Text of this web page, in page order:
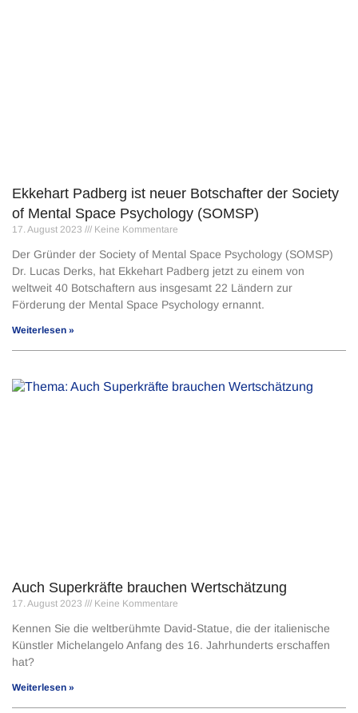
Ekkehart Padberg ist neuer Botschafter der Society
of Mental Space Psychology (SOMSP)
17. August 2023 Keine Kommentare
Der Gründer der Society of Mental Space Psychology (SOMSP)
Dr. Lucas Derks, hat Ekkehart Padberg jetzt zu einem von
weltweit 40 Botschaftern aus insgesamt 22 Ländern zur
Förderung der Mental Space Psychology ernannt.
Weiterlesen »
Auch Superkräfte brauchen Wertschätzung
17. August 2023 Keine Kommentare
Kennen Sie die weltberühmte David-Statue, die der italienische
Künstler Michelangelo Anfang des 16. Jahrhunderts erschaffen
hat?
Weiterlesen »